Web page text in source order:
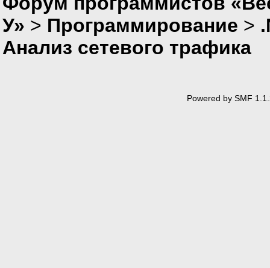
У» > Программирование >
Анализ сетевого трафика
Powered by SMF